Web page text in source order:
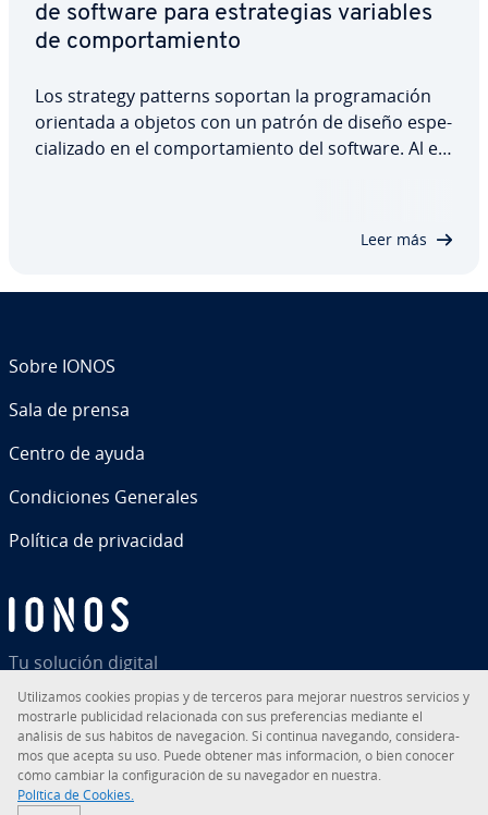
de software para es­tra­te­gias variables
de co­m­po­r­ta­mie­n­to
Los strategy patterns soportan la pro­gra­ma­ción
orientada a objetos con un patrón de diseño es­pe­
cia­li­za­do en el co­m­po­r­ta­mie­n­to del software. Al ex­
Leer más
Tu solución digital
Sobre IONOS
Sala de prensa
Centro de ayuda
Co­n­di­cio­nes Generales
Política de pri­va­ci­dad
© 2026IONOS Inc.
RSS LinkedIntiktok InstagramFacebookYouTube
Uti­li­za­mos cookies propias y de terceros para mejorar nuestros servicios y
mostrarle pu­bli­ci­dad re­la­cio­na­da con sus pre­fe­re­n­cias mediante el
análisis de sus hábitos de na­ve­ga­ción. Si continua navegando, co­n­si­de­ra­
mos que acepta su uso. Puede obtener más in­fo­r­ma­ción, o bien conocer
cómo cambiar la co­n­fi­gu­ra­ción de su navegador en nuestra.
Política de Cookies.